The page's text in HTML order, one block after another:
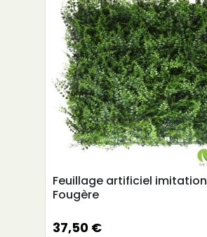
Feuillage artificiel imitation
Fougère
37,50 €